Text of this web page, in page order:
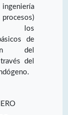
los
de
del
del